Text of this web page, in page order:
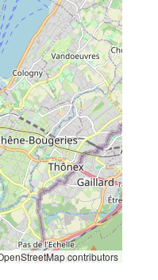
contributors